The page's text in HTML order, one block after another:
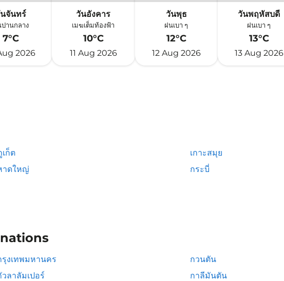
จันทร์
านกลาง
7°C
2026
วันอังคาร
เมฆเต็มท้องฟ้า
10°C
11 Aug 2026
วันพุธ
ฝนเบา ๆ
12°C
12 Aug 2026
วันพฤหัสบดี
ฝนเบา ๆ
13°C
13 Aug 2026
ก็ต
เกาะสมุย
าดใหญ่
กระบี่
รุงเทพมหานคร
กวนตัน
วลาลัมเปอร์
กาลีมันตัน